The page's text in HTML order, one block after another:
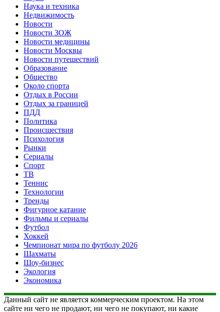
Наука и техника
Недвижимость
Новости
Новости ЗОЖ
Новости медицины
Новости Москвы
Новости путешествий
Образование
Общество
Около спорта
Отдых в России
Отдых за границей
ПДД
Политика
Происшествия
Психология
Рынки
Сериалы
Спорт
ТВ
Теннис
Технологии
Тренды
Фигурное катание
Фильмы и сериалы
Футбол
Хоккей
Чемпионат мира по футболу 2026
Шахматы
Шоу-бизнес
Экология
Экономика
Данный сайт не является коммерческим проектом. На этом
сайте ни чего не продают, ни чего не покупают, ни какие